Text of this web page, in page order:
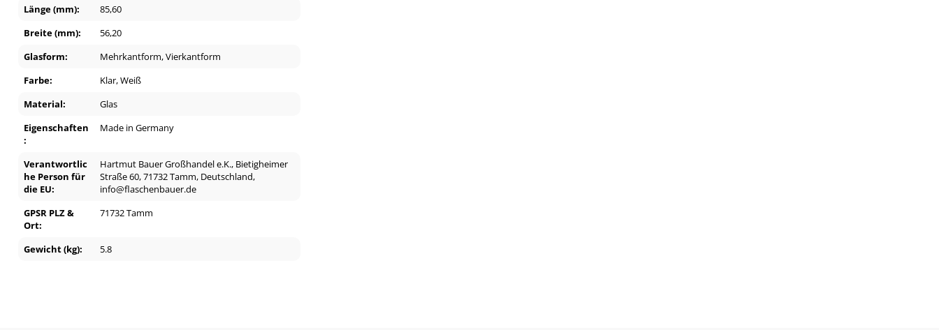
Länge (mm):
85,60
Breite (mm):
56,20
Glasform:
Mehrkantform, Vierkantform
Farbe:
Klar, Weiß
Material:
Glas
Eigenschaften
:
Made in Germany
Verantwortlic
he Person für
die EU:
Hartmut Bauer Großhandel e.K., Bietigheimer
Straße 60, 71732 Tamm, Deutschland,
info@flaschenbauer.de
GPSR PLZ &
Ort:
71732 Tamm
Gewicht (kg): 5.8